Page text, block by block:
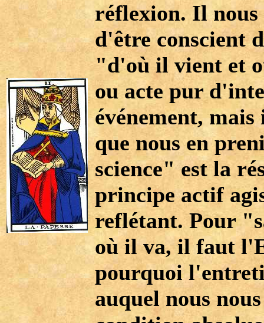
réflexion. Il
d'être conscient
"d'où il vient et
ou acte pur
événement,
que nous en
science" est la
principe actif
reflétant. Pour
où il va, il faut
pourquoi
auquel nous